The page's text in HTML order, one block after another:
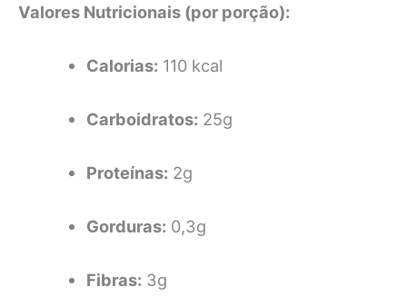
Valores Nutricionais (por porção):
Calorias: 110 kcal
Carboidratos: 25g
Proteínas: 2g
Gorduras: 0,3g
Fibras: 3g